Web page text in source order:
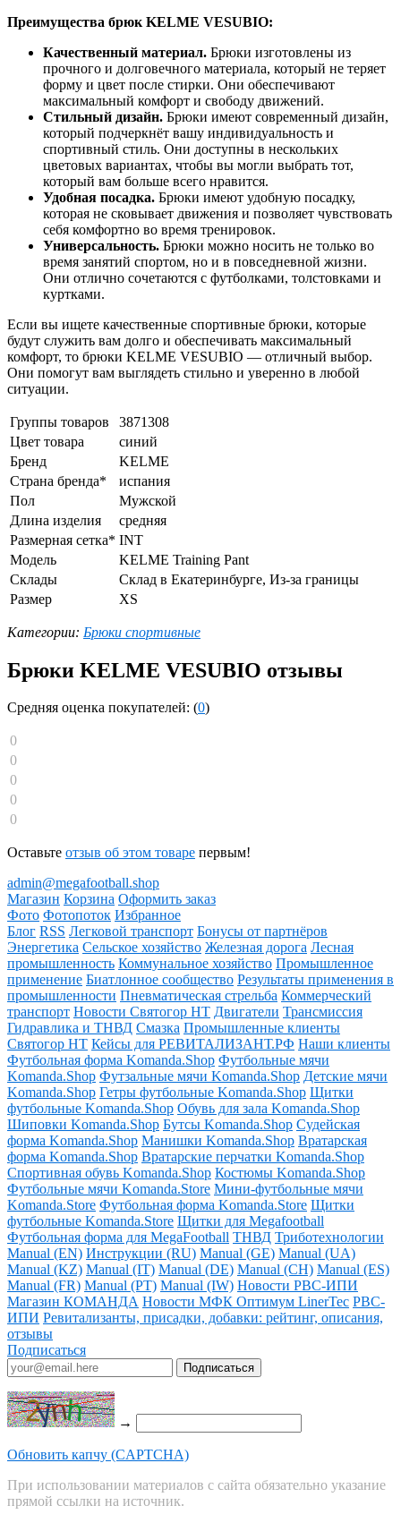
Преимущества брюк KELME VESUBIO:
Качественный материал. Брюки изготовлены из
прочного и долговечного материала, который не теряет
форму и цвет после стирки. Они обеспечивают
максимальный комфорт и свободу движений.
Стильный дизайн. Брюки имеют современный дизайн,
который подчеркнёт вашу индивидуальность и
спортивный стиль. Они доступны в нескольких
цветовых вариантах, чтобы вы могли выбрать тот,
который вам больше всего нравится.
Удобная посадка. Брюки имеют удобную посадку,
которая не сковывает движения и позволяет чувствовать
себя комфортно во время тренировок.
Универсальность. Брюки можно носить не только во
время занятий спортом, но и в повседневной жизни.
Они отлично сочетаются с футболками, толстовками и
куртками.
Если вы ищете качественные спортивные брюки, которые
будут служить вам долго и обеспечивать максимальный
комфорт, то брюки KELME VESUBIO — отличный выбор.
Они помогут вам выглядеть стильно и уверенно в любой
ситуации.
Группы товаров
3871308
Цвет товара
синий
Бренд
KELME
Страна бренда*
испания
Пол
Мужской
Длина изделия
средняя
Размерная сетка* INT
Модель
KELME Training Pant
Склады
Склад в Екатеринбурге, Из-за границы
Размер
XS
Категории: Брюки спортивные
Брюки KELME VESUBIO отзывы
Средняя оценка покупателей: (0)
0
0
0
0
0
Оставьте отзыв об этом товаре первым!
admin@megafootball.shop
Магазин Корзина Оформить заказ
Фото Фотопоток Избранное
Блог RSS Легковой транспорт Бонусы от партнёров
Энергетика Сельское хозяйство Железная дорога Лесная
промышленность Коммунальное хозяйство Промышленное
применение Биатлонное сообщество Результаты применения в
промышленности Пневматическая стрельба Коммерческий
транспорт Новости Святогор НТ Двигатели Трансмиссия
Гидравлика и ТНВД Смазка Промышленные клиенты
Святогор НТ Кейсы для РЕВИТАЛИЗАНТ.РФ Наши клиенты
Футбольная форма Komanda.Shop Футбольные мячи
Komanda.Shop Футзальные мячи Komanda.Shop Детские мячи
Komanda.Shop Гетры футбольные Komanda.Shop Щитки
футбольные Komanda.Shop Обувь для зала Komanda.Shop
Шиповки Komanda.Shop Бутсы Komanda.Shop Судейская
форма Komanda.Shop Манишки Komanda.Shop Вратарская
форма Komanda.Shop Вратарские перчатки Komanda.Shop
Спортивная обувь Komanda.Shop Костюмы Komanda.Shop
Футбольные мячи Komanda.Store Мини-футбольные мячи
Komanda.Store Футбольная форма Komanda.Store Щитки
футбольные Komanda.Store Щитки для Megafootball
Футбольная форма для MegaFootball ТНВД Триботехнологии
Manual (EN) Инструкции (RU) Manual (GE) Manual (UA)
Manual (KZ) Manual (IT) Manual (DE) Manual (CH) Manual (ES)
Manual (FR) Manual (PT) Manual (IW) Новости РВС-ИПИ
Магазин КОМАНДА Новости МФК Оптимум LinerTec РВС-
ИПИ Ревитализанты, присадки, добавки: рейтинг, описания,
отзывы
Подписаться
→
Обновить капчу (CAPTCHA)
При использовании материалов с сайта обязательно указание
прямой ссылки на источник.